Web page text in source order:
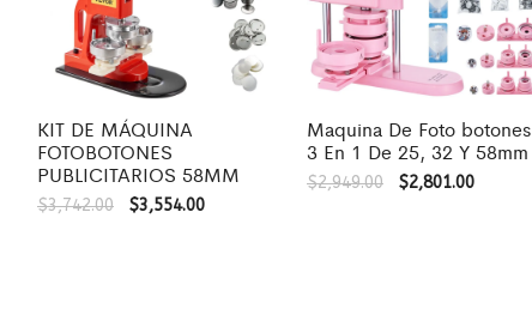
KIT DE MÁQUINA
FOTOBOTONES
PUBLICITARIOS 58MM
$3,742.00 $3,554.00
Maquina De Foto botones
3 En 1 De 25, 32 Y 58mm
$2,949.00 $2,801.00